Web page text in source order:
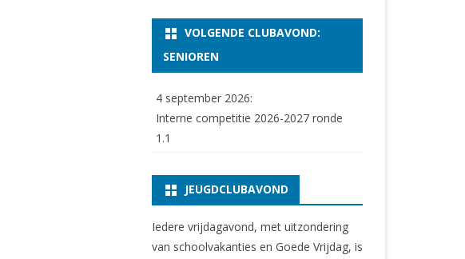
VOLGENDE CLUBAVOND:
SENIOREN
4 september 2026:
Interne competitie 2026-2027 ronde
1.1
JEUGDCLUBAVOND
Iedere vrijdagavond, met uitzondering
van schoolvakanties en Goede Vrijdag, is